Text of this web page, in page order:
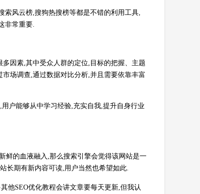
索风云榜,搜狗热搜榜等都是不错的利用工具,
非常重要.
因素,其中受众人群的定位,目标的把握、主题
场调查,通过数据对比分析,并且需要依靠丰富
户能够从中学习经验,充实自我,提升自身行业
鲜的血液融入,那么搜索引擎会觉得该网站是一
长期有新内容可读,用户当然也希望如此.
他SEO优化教程会讲文章要每天更新,但我认